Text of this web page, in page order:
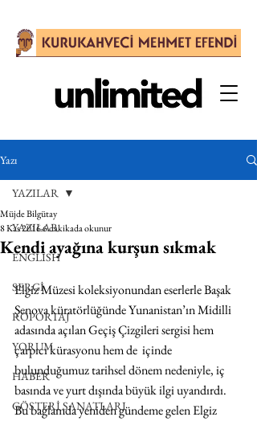
Yazı
YAZILAR
ENGLISH
SERGİ
RÖPORTAJ
YORUM
HABER
GÖSTERİ SANATLARI
YAZILAR
Kendi ayağına kurşun sıkmak
Müjde Bilgütay
8 Kas 20166 dakikada okunur
Elgiz Müzesi koleksiyonundan eserlerle Başak
Şenova küratörlüğünde Yunanistan’ın Midilli
adasında açılan Geçiş Çizgileri sergisi hem
çarpıcı kürasyonu hem de  içinde
bulunduğumuz tarihsel dönem nedeniyle, iç
basında ve yurt dışında büyük ilgi uyandırdı.
Bu bağlamda yeniden gündeme gelen Elgiz